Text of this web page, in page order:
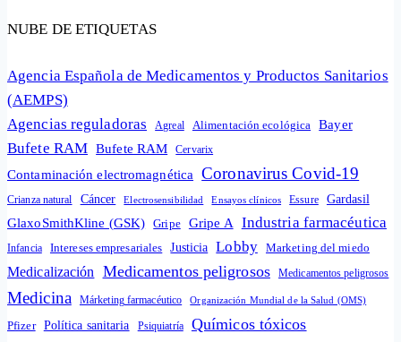
NUBE DE ETIQUETAS
Agencia Española de Medicamentos y Productos Sanitarios
(AEMPS)
Agencias reguladoras
Agreal Alimentación ecológica Bayer
Bufete RAM Bufete RAM Cervarix
Contaminación electromagnética Coronavirus Covid-19
Crianza natural Cáncer Electrosensibilidad Ensayos clínicos Essure Gardasil
GlaxoSmithKline (GSK) Gripe Gripe A Industria farmacéutica
Infancia Intereses empresariales Justicia Lobby Marketing del miedo
Medicalización Medicamentos peligrosos Medicamentos peligrosos
Medicina Márketing farmacéutico Organización Mundial de la Salud (OMS)
Pfizer Política sanitaria Psiquiatría Químicos tóxicos